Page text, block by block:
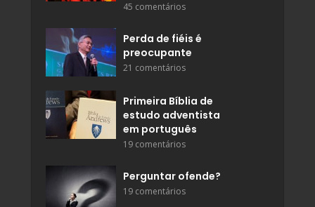
45 comentários
Perda de fiéis é
preocupante
21 comentários
Primeira Bíblia de
estudo adventista
em português
19 comentários
Perguntar ofende?
19 comentários